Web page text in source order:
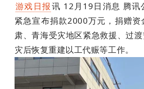
游戏日报讯 12月19日消息 腾讯
紧急宣布捐款2000万元，捐赠资
肃、青海受灾地区紧急救援、过渡
灾后恢复重建以工代赈等工作。